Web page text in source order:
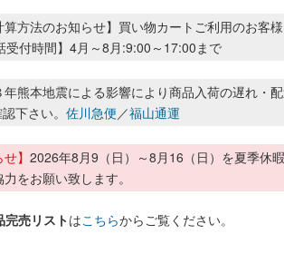
算方法のお知らせ】買い物カートご利用のお客
受付時間】4月～8月:9:00～17:00まで
年熊本地震による影響により商品入荷の遅れ・
下さい。 佐川急便／福山通運
】 2026年8月9（日）～8月16（日）を夏季休
をお願い致します。
売リストはこちらからご覧ください。